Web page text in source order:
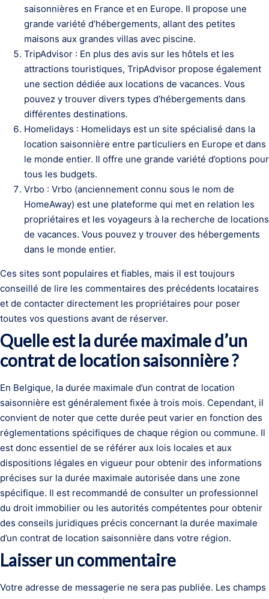
saisonnières en France et en Europe. Il propose une
grande variété d’hébergements, allant des petites
maisons aux grandes villas avec piscine.
TripAdvisor : En plus des avis sur les hôtels et les
attractions touristiques, TripAdvisor propose également
une section dédiée aux locations de vacances. Vous
pouvez y trouver divers types d’hébergements dans
différentes destinations.
Homelidays : Homelidays est un site spécialisé dans la
location saisonnière entre particuliers en Europe et dans
le monde entier. Il offre une grande variété d’options pour
tous les budgets.
Vrbo : Vrbo (anciennement connu sous le nom de
HomeAway) est une plateforme qui met en relation les
propriétaires et les voyageurs à la recherche de locations
de vacances. Vous pouvez y trouver des hébergements
dans le monde entier.
Ces sites sont populaires et fiables, mais il est toujours
conseillé de lire les commentaires des précédents locataires
et de contacter directement les propriétaires pour poser
toutes vos questions avant de réserver.
Quelle est la durée maximale d’un
contrat de location saisonnière ?
En Belgique, la durée maximale d’un contrat de location
saisonnière est généralement fixée à trois mois. Cependant, il
convient de noter que cette durée peut varier en fonction des
réglementations spécifiques de chaque région ou commune. Il
est donc essentiel de se référer aux lois locales et aux
dispositions légales en vigueur pour obtenir des informations
précises sur la durée maximale autorisée dans une zone
spécifique. Il est recommandé de consulter un professionnel
du droit immobilier ou les autorités compétentes pour obtenir
des conseils juridiques précis concernant la durée maximale
d’un contrat de location saisonnière dans votre région.
Laisser un commentaire
Votre adresse de messagerie ne sera pas publiée. Les champs